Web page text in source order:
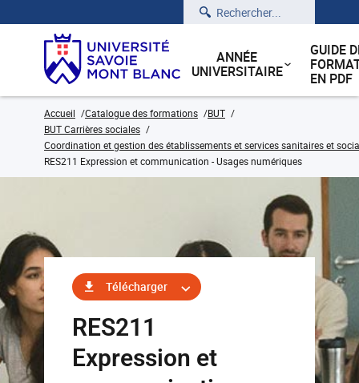
Rechercher
ANNÉE
UNIVERSITAIRE
GUIDE
EN PDF
Accueil Catalogue des formations
BUT
BUT Carrières sociales
Coordination et gestion des établissements et services sanitaires et
RES211 Expression et communication - Usages numériques
Télécharger
RES211
Expression et